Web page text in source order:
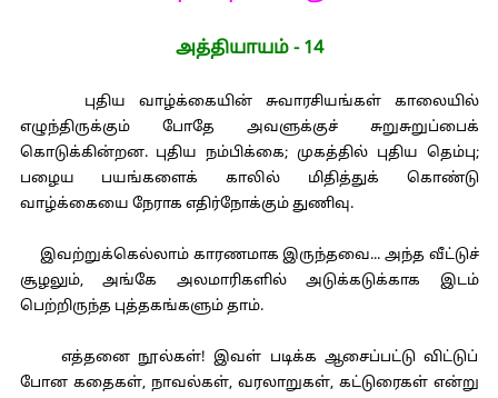
அத்தியாயம் - 14
புதிய வாழ்க்கையின் சுவாரசியங்கள் காலையில்
எழுந்திருக்கும் போதே அவளுக்குச் சுறுசுறுப்பைக்
கொடுக்கின்றன. புதிய நம்பிக்கை; முகத்தில் புதிய தெம்பு;
பழைய பயங்களைக் காலில் மிதித்துக் கொண்டு
வாழ்க்கையை நேராக எதிர்நோக்கும் துணிவு.
இவற்றுக்கெல்லாம் காரணமாக இருந்தவை... அந்த வீட்டுச்
சூழலும், அங்கே அலமாரிகளில் அடுக்கடுக்காக இடம்
பெற்றிருந்த புத்தகங்களும் தாம்.
எத்தனை நூல்கள்! இவள் படிக்க ஆசைப்பட்டு விட்டுப்
போன கதைகள், நாவல்கள், வரலாறுகள், கட்டுரைகள் என்று